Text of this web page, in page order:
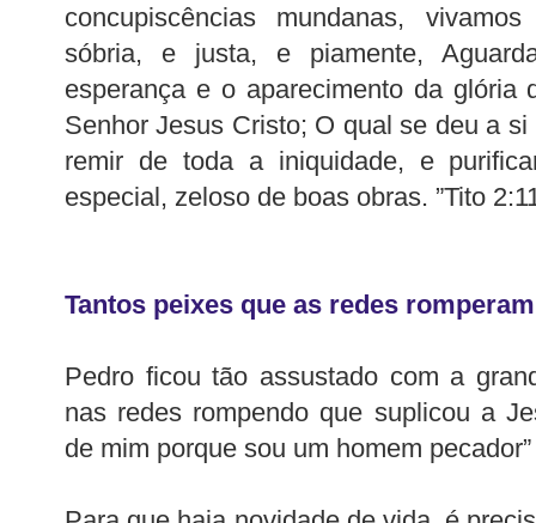
concupiscências mundanas,
sóbria, e justa, e piamente,
esperança e o aparecimento da glória
Senhor Jesus Cristo; O qual se deu a
remir de toda a iniquidade, e
especial, zeloso de boas obras. ”Tito
Tantos peixes que as redes
Pedro ficou tão assustado com a
nas redes rompendo que suplicou a
de mim porque sou um homem